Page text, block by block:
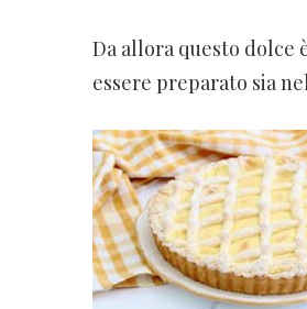
Da allora questo dolce
essere preparato sia